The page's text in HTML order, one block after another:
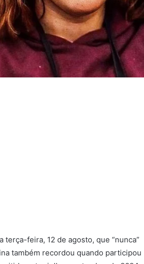
terça-feira, 12 de agosto, que “nunca”
também recordou quando participou